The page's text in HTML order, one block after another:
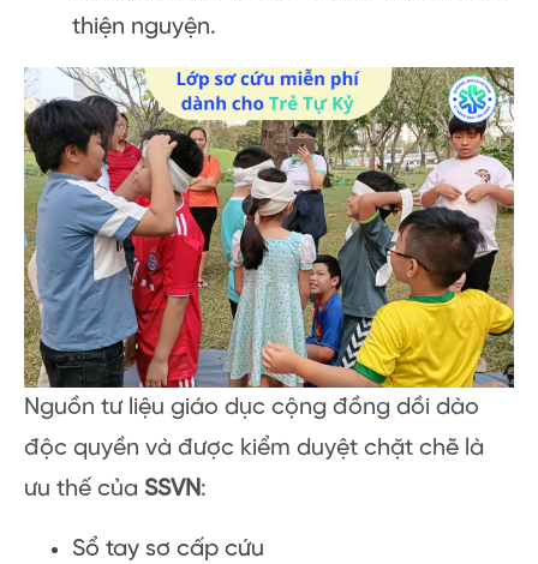
thiện nguyện.
Nguồn tư liệu giáo dục cộng đồng dồi dào
độc quyền và được kiểm duyệt chặt chẽ là
ưu thế của SSVN:
Sổ tay sơ cấp cứu